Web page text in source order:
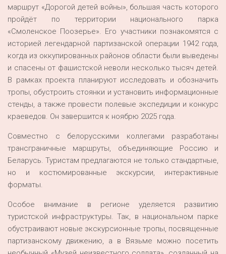
маршрут «Дорогой детей войны», большая часть которого
пройдёт по территории национального парка
«Смоленское Поозерье». Его участники познакомятся с
историей легендарной партизанской операции 1942 года,
когда из оккупированных районов области были выведены
и спасены от фашистской неволи несколько тысяч детей.
В рамках проекта планируют исследовать и обозначить
тропы, обустроить стоянки и установить информационные
стенды, а также провести полевые экспедиции и конкурс
краеведов. Он завершится к ноябрю 2025 года.
Совместно с белорусскими коллегами разработаны
трансграничные маршруты, объединяющие Россию и
Беларусь. Туристам предлагаются не только стандартные,
но и костюмированные экскурсии, интерактивные
форматы.
Особое внимание в регионе уделяется развитию
туристской инфраструктуры. Так, в национальном парке
обустраивают новые экскурсионные тропы, посвященные
партизанскому движению, а в Вязьме можно посетить